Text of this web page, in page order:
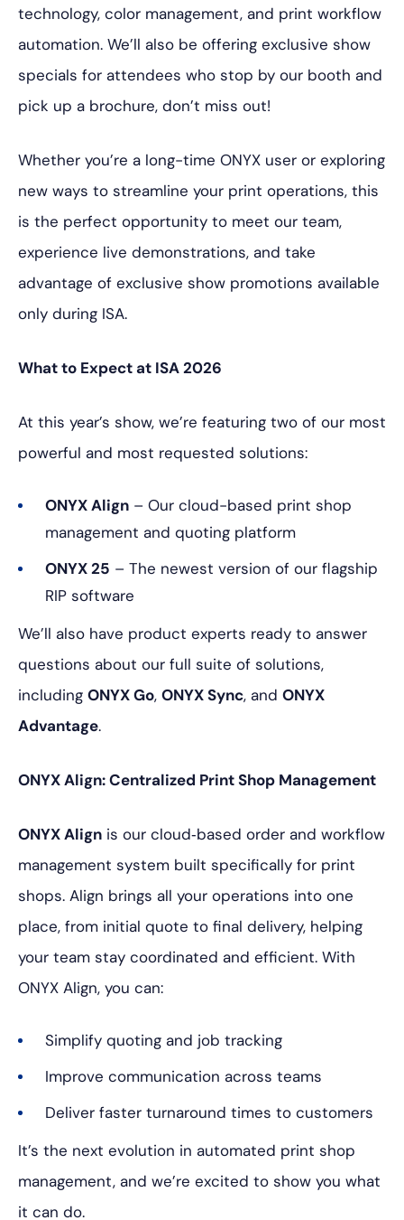
technology, color management, and print workflow
automation. We’ll also be offering exclusive show
specials for attendees who stop by our booth and
pick up a brochure, don’t miss out!
Whether you’re a long-time ONYX user or exploring
new ways to streamline your print operations, this
is the perfect opportunity to meet our team,
experience live demonstrations, and take
advantage of exclusive show promotions available
only during ISA.
What to Expect at ISA 2026
At this year’s show, we’re featuring two of our most
powerful and most requested solutions:
ONYX Align – Our cloud-based print shop
management and quoting platform
ONYX 25 – The newest version of our flagship
RIP software
We’ll also have product experts ready to answer
questions about our full suite of solutions,
including ONYX Go, ONYX Sync, and ONYX
Advantage.
ONYX Align: Centralized Print Shop Management
ONYX Align is our cloud‑based order and workflow
management system built specifically for print
shops. Align brings all your operations into one
place, from initial quote to final delivery, helping
your team stay coordinated and efficient. With
ONYX Align, you can:
Simplify quoting and job tracking
Improve communication across teams
Deliver faster turnaround times to customers
It’s the next evolution in automated print shop
management, and we’re excited to show you what
it can do.